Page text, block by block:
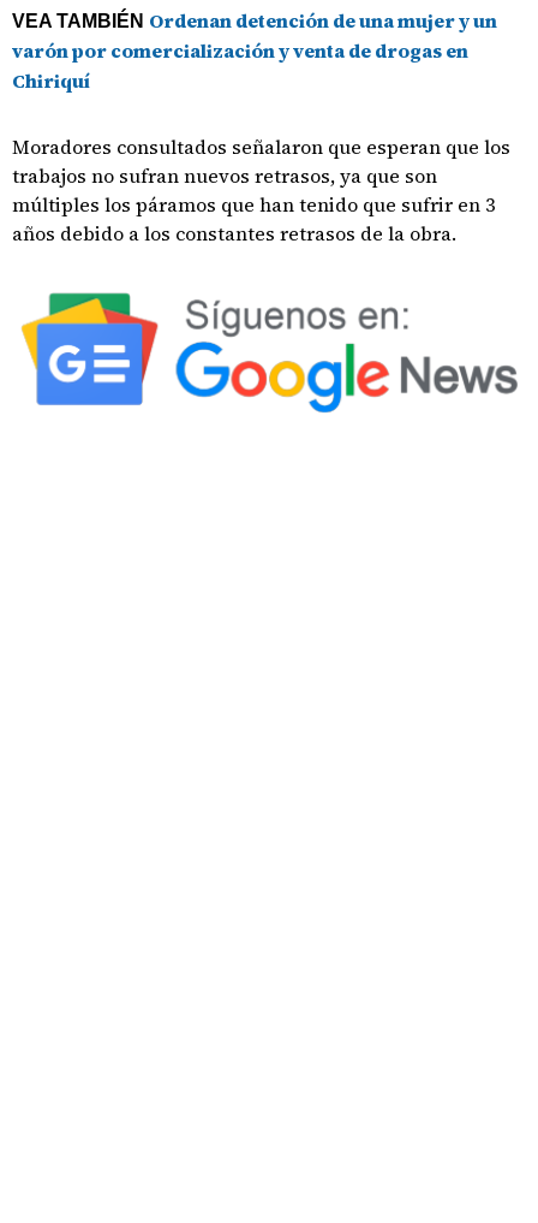
VEA TAMBIÉN Ordenan detención de una mujer y un
varón por comercialización y venta de drogas en
Chiriquí
Moradores consultados señalaron que esperan que los
trabajos no sufran nuevos retrasos, ya que son
múltiples los páramos que han tenido que sufrir en 3
años debido a los constantes retrasos de la obra.